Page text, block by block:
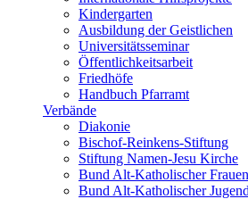
Kindergarten
Ausbildung der Geistlichen
Universitätsseminar
Öffentlichkeitsarbeit
Friedhöfe
Handbuch Pfarramt
Verbände
Diakonie
Bischof-Reinkens-Stiftung
Stiftung Namen-Jesu Kirche
Bund Alt-Katholischer
Bund Alt-Katholischer